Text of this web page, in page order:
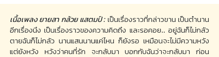
เนื้อเพลง ยายสา กล้วย แสตมป์ : เป็นเรื่องราวที่กล่าวขาน เป็นตำนาน
อีกเรื่องนึง เป็นเรื่องราวของความคิดถึง และรอคอย.. อยู่ฉันก็ไม่กลัว
ตายฉันก็ไม่กลัว นานแสนนานแค่ไหน ก็ยังรอ เหมือนจะไม่มีความหวัง
แต่ยังหวัง หวังว่าคนที่รัก จะกลับมา บอกกับฉันว่าจะกลับมา ก่อน